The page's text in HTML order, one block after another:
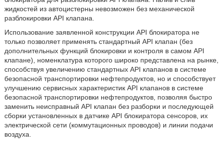
жидкостей из автоцистерны невозможен без механической
разблокировки API клапана.
Использование заявленной конструкции API блокиратора не
только позволяет применять стандартный API клапан (без
дополнительных функций блокировки и контроля в самом API
клапане), номенклатура которого широко представлена на рынке,
способствуя увеличению стандартных API клапанов в системе
безопасной транспортировки нефтепродуктов, но и способствует
улучшению сервисных характеристик API клапанов в системе
безопасной транспортировки нефтепродуктов, позволяя быстро
заменить неисправный API клапан без разборки и последующей
сборки установленных в датчике API блокиратора сенсоров, их
электрической сети (коммутационных проводов) и линии подачи
воздуха.